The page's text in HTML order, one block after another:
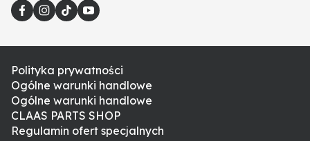
Polityka prywatności
Ogólne warunki handlowe
Ogólne warunki handlowe
CLAAS PARTS SHOP
Regulamin ofert specjalnych